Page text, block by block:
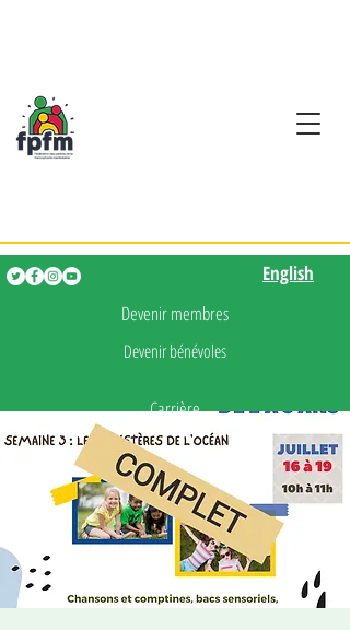
Devenir membres
Devenir bénévoles
Carrière
Presse
Faire un don
English